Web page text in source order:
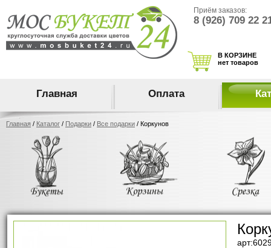
Приём заказов:
8 (926) 709 22
В КОРЗИНЕ
нет товаров
Главная Оплата
Главная / Каталог / Подарки / Все подарки / Коркунов